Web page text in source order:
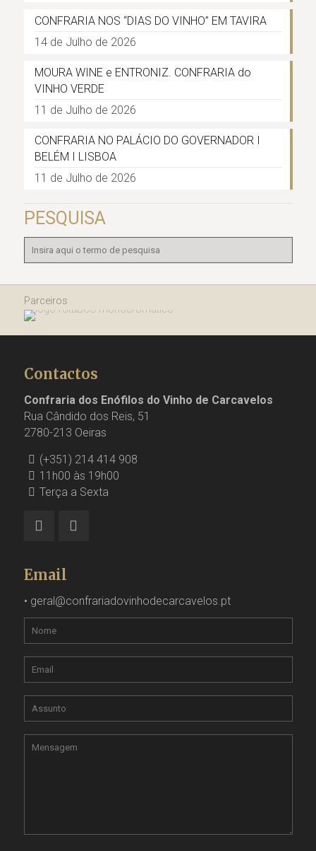
CONFRARIA NOS “DIAS DO VINHO” EM TAVIRA
14 de Julho de 2026
MOURA WINE e ENTRONIZ. CONFRARIA do
VINHO VERDE
11 de Julho de 2026
CONFRARIA NO PALÁCIO DO GOVERNADOR I
BELÉM I LISBOA
11 de Julho de 2026
PESQUISA
Parceiros
Contactos
Confraria dos Enófilos do Vinho de Carcavelos
Rua Cândido dos Reis, 51
2780-213 Oeiras
(+351) 214 414 908
11h00 às 19h00
Terça a Sexta
Email
• geral@confrariadovinhodecarcavelos.pt